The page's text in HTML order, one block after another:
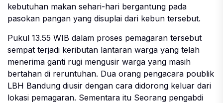
kebutuhan makan sehari-hari bergantung pada
pasokan pangan yang disuplai dari kebun tersebut.
Pukul 13.55 WIB dalam proses pemagaran tersebut
sempat terjadi keributan lantaran warga yang telah
menerima ganti rugi mengusir warga yang masih
bertahan di reruntuhan. Dua orang pengacara poublik
LBH Bandung diusir dengan cara didorong keluar dari
lokasi pemagaran. Sementara itu Seorang pengabdi